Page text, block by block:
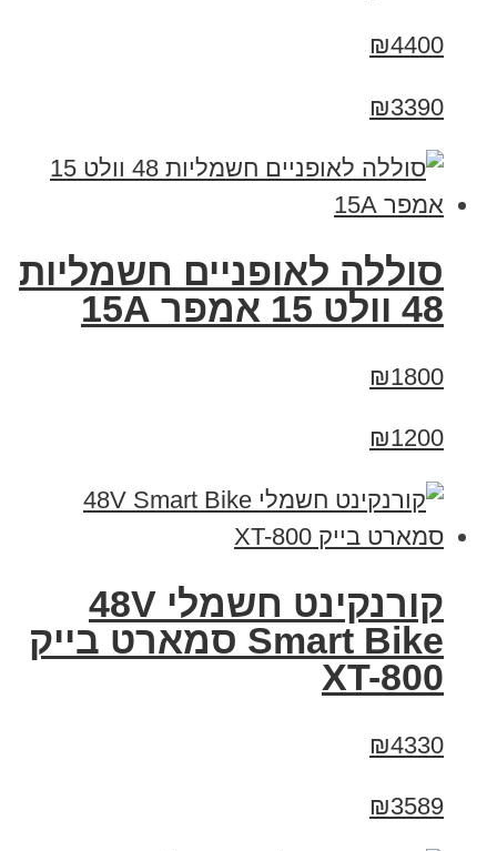
₪4400
₪3390
סוללה לאופניים חשמליות
48 וולט 15 אמפר 15A
₪1800
₪1200
קורנקינט חשמלי 48V
Smart Bike סמארט בייק
XT-800
₪4330
₪3589